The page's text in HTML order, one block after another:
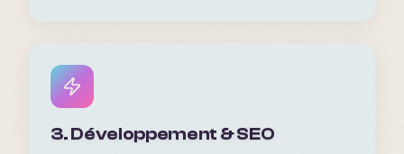
3. Développement & SEO